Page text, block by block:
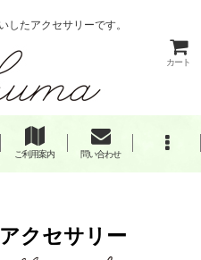
たアクセサリーです。
カート
ご利用案内 問い合わせ
クセサリー